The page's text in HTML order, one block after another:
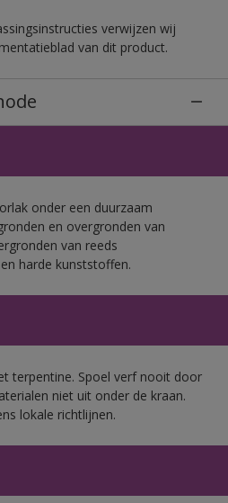
verwijzen wij
van dit product.
onder een duurzaam
en overgronden van
van reeds
harde kunststoffen.
terpentine. Spoel verf nooit door
niet uit onder de kraan.
lokale richtlijnen.